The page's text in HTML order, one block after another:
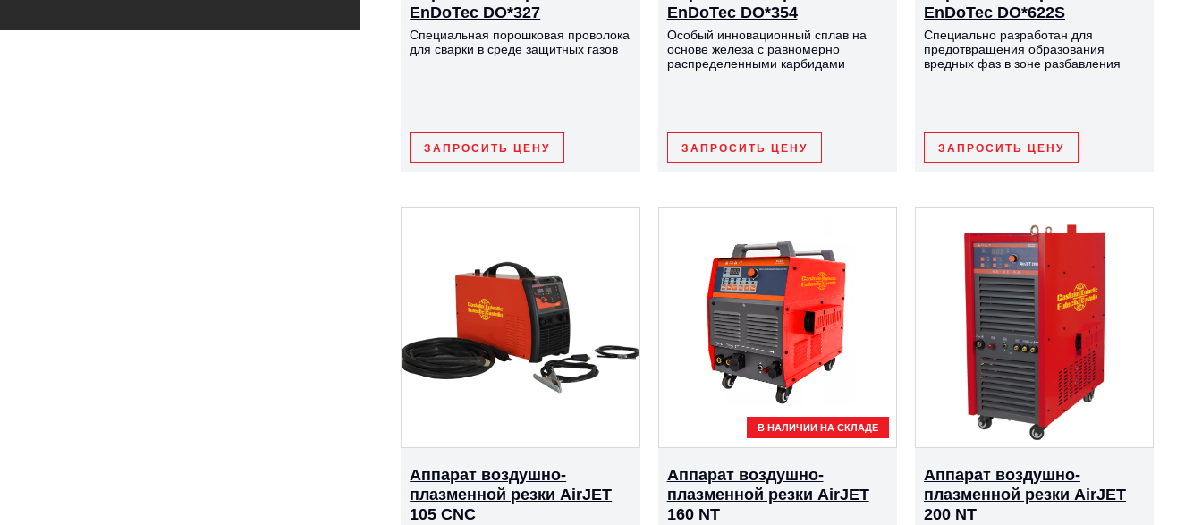
EnDoTec DO*327
Специальная порошковая проволока
для сварки в среде защитных газов
ЗАПРОСИТЬ ЦЕНУ
EnDoTec DO*354
Особый инновационный сплав на
основе железа с равномерно
распределенными карбидами
ЗАПРОСИТЬ ЦЕНУ
EnDoTec DO*622S
Специально разработан для
предотвращения образования
вредных фаз в зоне разбавления
ЗАПРОСИТЬ ЦЕНУ
Аппарат воздушно-
плазменной резки AirJET
105 CNC
В НАЛИЧИИ НА СКЛАДЕ
Аппарат воздушно-
плазменной резки AirJET
160 NT
Аппарат воздушно-
плазменной резки AirJET
200 NT